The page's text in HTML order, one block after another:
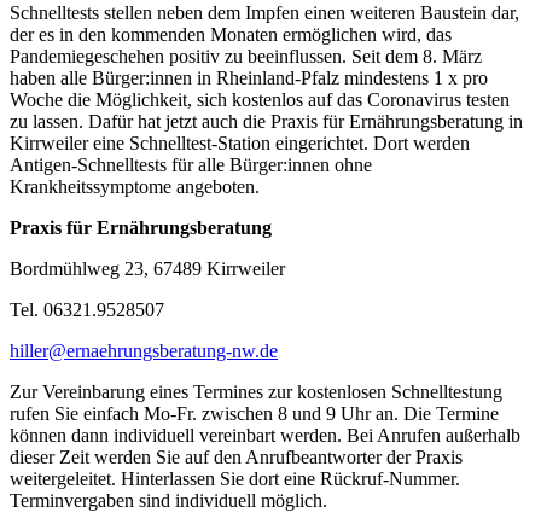
Schnelltests stellen neben dem Impfen einen weiteren Baustein dar,
der es in den kommenden Monaten ermöglichen wird, das
Pandemiegeschehen positiv zu beeinflussen. Seit dem 8. März
haben alle Bürger:innen in Rheinland-Pfalz mindestens 1 x pro
Woche die Möglichkeit, sich kostenlos auf das Coronavirus testen
zu lassen. Dafür hat jetzt auch die Praxis für Ernährungsberatung in
Kirrweiler eine Schnelltest-Station eingerichtet. Dort werden
Antigen-Schnelltests für alle Bürger:innen ohne
Krankheitssymptome angeboten.
Praxis für Ernährungsberatung
Bordmühlweg 23, 67489 Kirrweiler
Tel. 06321.9528507
hiller@ernaehrungsberatung-nw.de
Zur Vereinbarung eines Termines zur kostenlosen Schnelltestung
rufen Sie einfach Mo-Fr. zwischen 8 und 9 Uhr an. Die Termine
können dann individuell vereinbart werden. Bei Anrufen außerhalb
dieser Zeit werden Sie auf den Anrufbeantworter der Praxis
weitergeleitet. Hinterlassen Sie dort eine Rückruf-Nummer.
Terminvergaben sind individuell möglich.